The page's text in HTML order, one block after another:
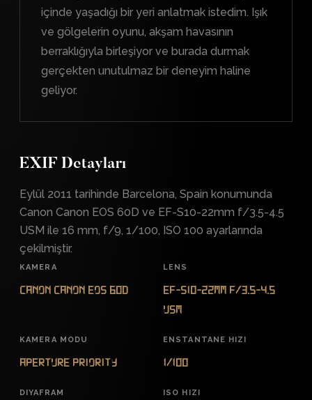
içinde yaşadığı bir yeri anlatmak istedim. Işık
ve gölgelerin oyunu, akşam havasının
berraklığıyla birleşiyor ve burada durmak
gerçekten unutulmaz bir deneyim haline
geliyor.
EXIF Detayları
Eylül 2011 tarihinde Barcelona, Spain konumunda
Canon Canon EOS 60D ve EF-S10-22mm f/3.5-4.5
USM ile 16 mm, f/9, 1/100, ISO 100 ayarlarında
çekilmiştir.
KAMERA
Canon Canon EOS 60D
LENS
EF-S10-22mm f/3.5-4.5
USM
KAMERA MODU
Aperture Priority
ENSTANTANE HIZI
1/100
DIYAFRAM ISO HIZI